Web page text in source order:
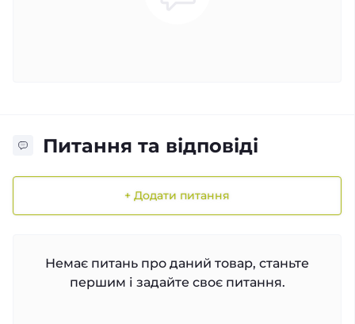
Питання та відповіді
+ Додати питання
Немає питань про даний товар, станьте
першим і задайте своє питання.